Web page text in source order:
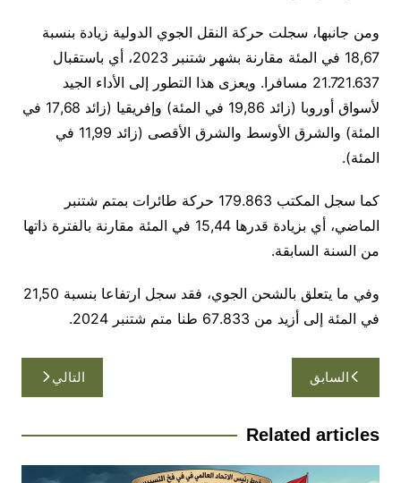
ومن جانبها، سجلت حركة النقل الجوي الدولية زيادة بنسبة
18,67 في المئة مقارنة بشهر شتنبر 2023، أي باستقبال
21.721.637 مسافرا. ويعزى هذا التطور إلى الأداء الجيد
لأسواق أوروبا (زائد 19,86 في المئة) وإفريقيا (زائد 17,68 في
المئة) والشرق الأوسط والشرق الأقصى (زائد 11,99 في
المئة).
كما سجل المكتب 179.863 حركة طائرات بمتم شتنبر
الماضي، أي بزيادة قدرها 15,44 في المئة مقارنة بالفترة ذاتها
من السنة السابقة.
وفي ما يتعلق بالشحن الجوي، فقد سجل ارتفاعا بنسبة 21,50
في المئة إلى أزيد من 67.833 طنا متم شتنبر 2024.
تصفّح
المقالات
السابق التالي
Related articles